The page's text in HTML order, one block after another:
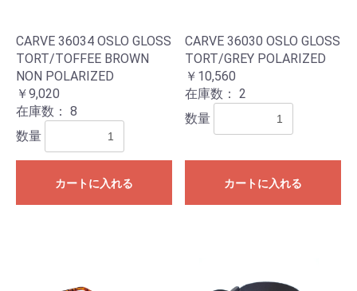
CARVE 36034 OSLO GLOSS
TORT/TOFFEE BROWN
NON POLARIZED
￥9,020
在庫数： 8
数量
カートに入れる
CARVE 36030 OSLO GLOSS
TORT/GREY POLARIZED
￥10,560
在庫数： 2
数量
カートに入れる